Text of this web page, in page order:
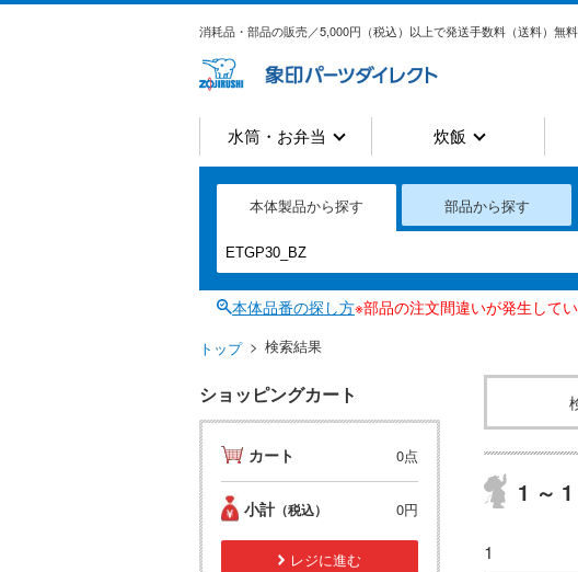
消耗品・部品の販売／5,000円（税込）以上で発送手数料（送料）無
水筒・お弁当 炊飯
本体製品から探す 部品から探す
本体品番の探し方※部品の注文間違いが発生して
トップ 検索結果
1 ～
1
ショッピングカート
カート 0点
小計 （税込） 0円
レジに進む